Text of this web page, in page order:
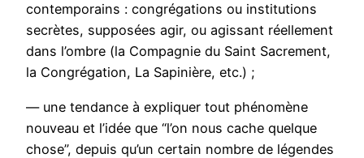
contemporains : congrégations ou institutions
secrètes, supposées agir, ou agissant réellement
dans l’ombre (la Compagnie du Saint Sacrement,
la Congrégation, La Sapinière, etc.) ;
— une tendance à expliquer tout phénomène
nouveau et l’idée que “l’on nous cache quelque
chose”, depuis qu’un certain nombre de légendes